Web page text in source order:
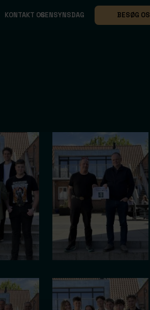
KONTAKT OSGENSYNSDAG BESØG OS